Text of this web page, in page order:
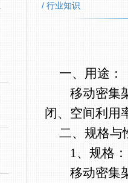
/ 行业知识
一、用途：
移动密集架
闭、空间利用
二、规格与
1、规格：
移动密集架